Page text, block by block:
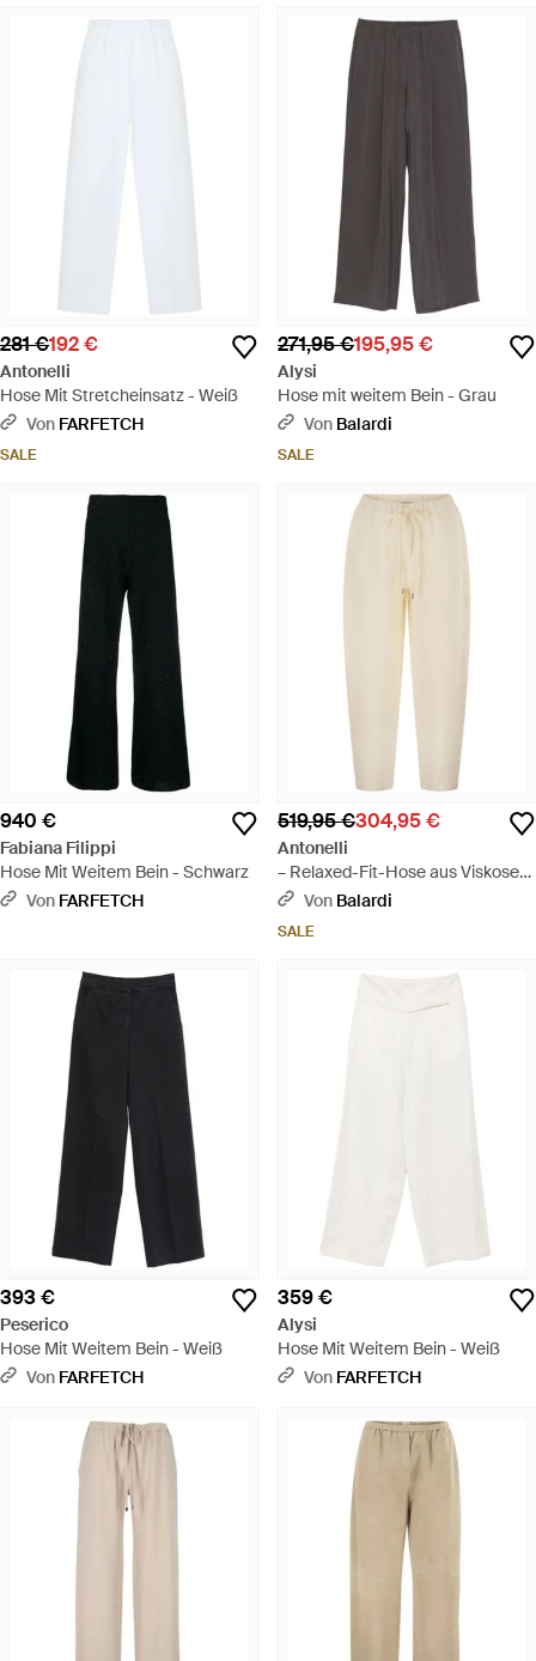
281 €192 €
Antonelli
Hose Mit Stretcheinsatz - Weiß
Von FARFETCH
SALE
271,95 €195,95 €
Alysi
Hose mit weitem Bein - Grau
Von Balardi
SALE
940 €
Fabiana Filippi
Hose Mit Weitem Bein - Schwarz
Von FARFETCH
519,95 €304,95 €
Antonelli
– Relaxed-Fit-Hose aus Viskose
und Leinen mit Kordelzug in der
Von Balardi
SALE
393 €
Peserico
Hose Mit Weitem Bein - Weiß
Von FARFETCH
359 €
Alysi
Hose Mit Weitem Bein - Weiß
Von FARFETCH